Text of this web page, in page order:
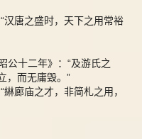
唐之盛时，天下之用常裕
十二年》：“及游氏之
，而无庸毁。”
廊庙之才，非简札之用，